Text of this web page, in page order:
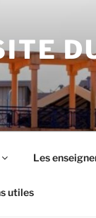
Les
utiles